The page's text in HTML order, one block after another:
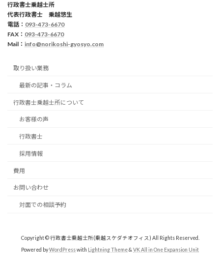
行政書士乗越士所
代表行政書士 乗越悠生
電話： 093-473-6670
FAX： 093-473-6670
Mail： info@norikoshi-gyosyo.com
取り扱い業務
最新の記事・コラム
行政書士乗越士所について
お客様の声
行政書士
採用情報
費用
お問い合わせ
対面での相談予約
Copyright © 行政書士乗越士所(乗越スケダチオフィス) All Rights Reserved.
Powered byWordPresswith Lightning Theme& VK All in One Expansion Unit